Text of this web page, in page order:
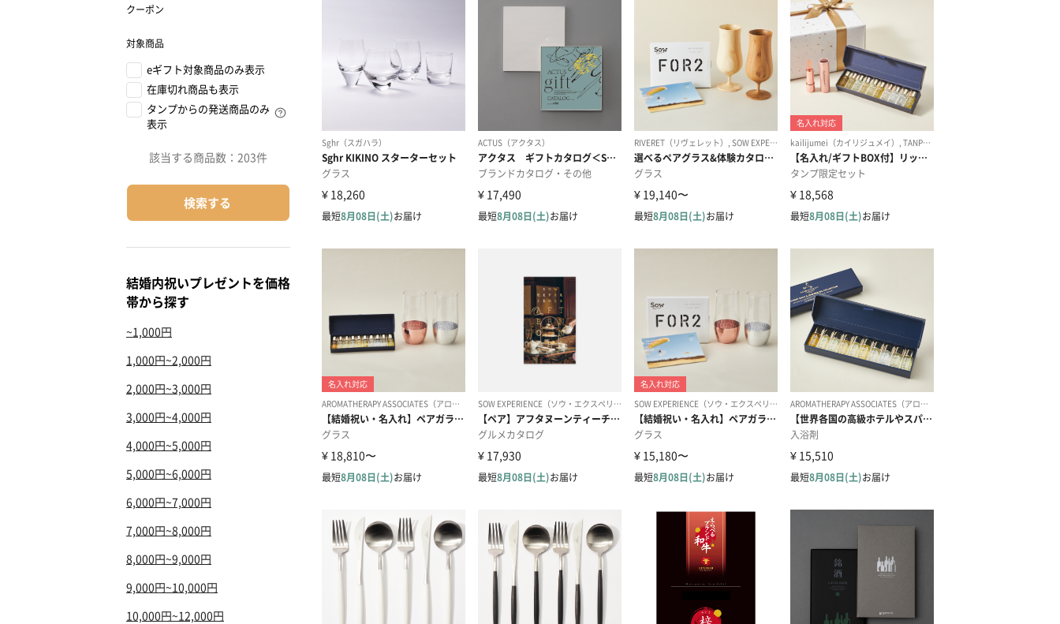
クーポン
対象商品
eギフト対象商品のみ表示
在庫切れ商品も表示
タンプからの発送商品のみ
表示
該当する商品数： 203件
検索する
結婚内祝いプレゼントを価格
帯から探す
~1,000円
1,000円~2,000円
2,000円~3,000円
3,000円~4,000円
4,000円~5,000円
5,000円~6,000円
6,000円~7,000円
7,000円~8,000円
8,000円~9,000円
9,000円~10,000円
10,000円~12,000円